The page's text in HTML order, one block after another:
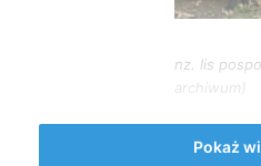
nz. lis
archiwum)
Szczepionka zatopiona jest w
Pokaż